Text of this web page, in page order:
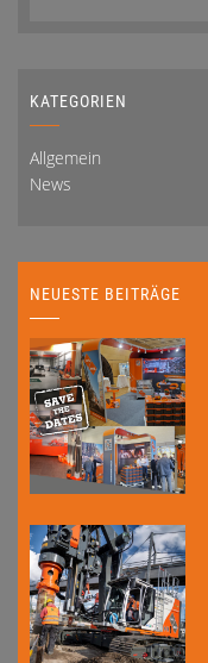
KATEGORIEN
Allgemein
News
NEUESTE BEITRÄGE